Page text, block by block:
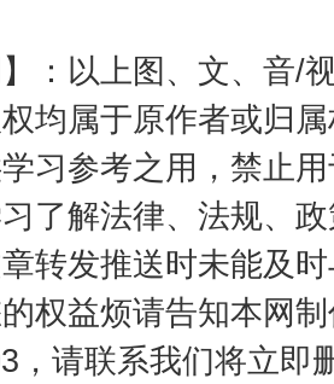
】：以上图、文、音/
均属于原作者或归
习参考之用，禁止
了解法律、法规、
转发推送时未能及
权益烦请告知本网
，请联系我们将立即
关键词
魏明亮